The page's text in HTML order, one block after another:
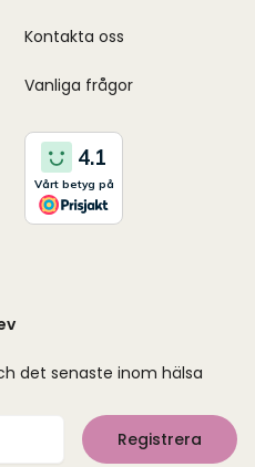
Kontakta oss
Vanliga frågor
det senaste inom hälsa
Registrera